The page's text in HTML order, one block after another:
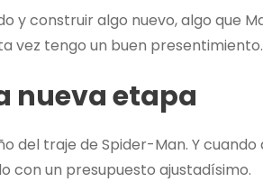
y construir algo nuevo, algo que
vez tengo un buen presentimiento.
nueva etapa
del traje de Spider-Man. Y cuando
con un presupuesto ajustadísimo.